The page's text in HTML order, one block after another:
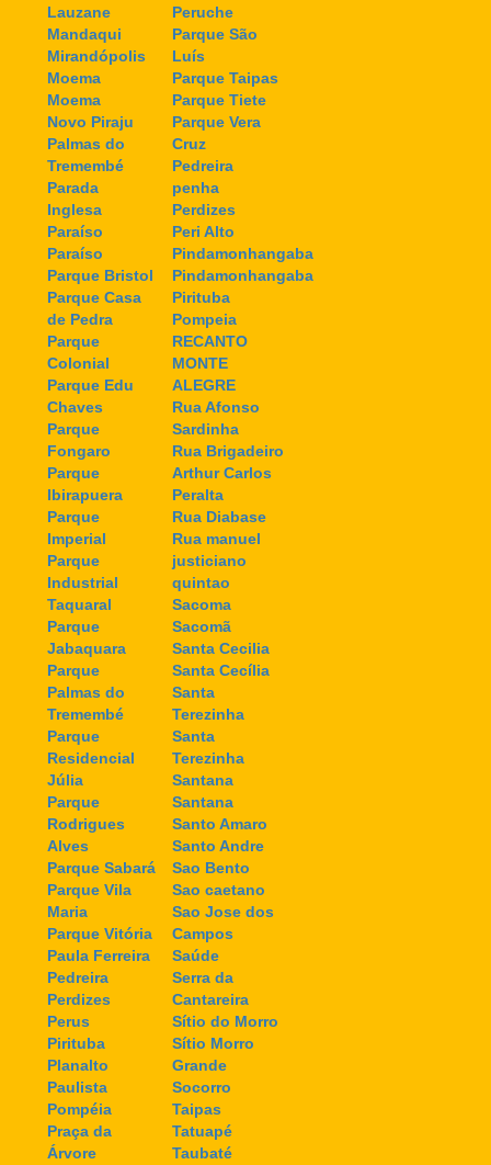
Lauzane
Mandaqui
Mirandópolis
Moema
Moema
Novo Piraju
Palmas do
Tremembé
Parada
Inglesa
Paraíso
Paraíso
Parque Bristol
Parque Casa
de Pedra
Parque
Colonial
Parque Edu
Chaves
Parque
Fongaro
Parque
Ibirapuera
Parque
Imperial
Parque
Industrial
Taquaral
Parque
Jabaquara
Parque
Palmas do
Tremembé
Parque
Residencial
Júlia
Parque
Rodrigues
Alves
Parque Sabará
Parque Vila
Maria
Parque Vitória
Paula Ferreira
Pedreira
Perdizes
Perus
Pirituba
Planalto
Paulista
Pompéia
Praça da
Árvore
Peruche
Parque São
Luís
Parque Taipas
Parque Tiete
Parque Vera
Cruz
Pedreira
penha
Perdizes
Peri Alto
Pindamonhangaba
Pindamonhangaba
Pirituba
Pompeia
RECANTO
MONTE
ALEGRE
Rua Afonso
Sardinha
Rua Brigadeiro
Arthur Carlos
Peralta
Rua Diabase
Rua manuel
justiciano
quintao
Sacoma
Sacomã
Santa Cecilia
Santa Cecília
Santa
Terezinha
Santa
Terezinha
Santana
Santana
Santo Amaro
Santo Andre
Sao Bento
Sao caetano
Sao Jose dos
Campos
Saúde
Serra da
Cantareira
Sítio do Morro
Sítio Morro
Grande
Socorro
Taipas
Tatuapé
Taubaté